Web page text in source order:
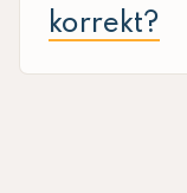
korrekt?